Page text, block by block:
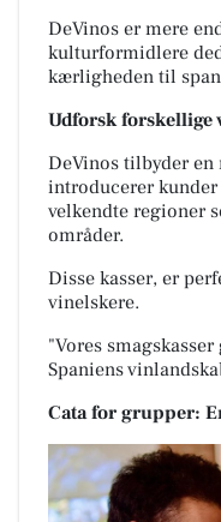
DeVinos er mere
kulturformidlere
kærligheden til
Udforsk forskellige
DeVinos tilbyder en
introducerer
velkendte regioner
områder.
Disse kasser, er
vinelskere.
"Vores
Spaniens
Cata for grupper: